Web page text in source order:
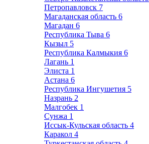
Петропавловск 7
Магаданская область 6
Магадан 6
Республика Тыва 6
Кызыл 5
Республика Калмыкия 6
Лагань 1
Элиста 1
Астана 6
Республика Ингушетия 5
Назрань 2
Малгобек 1
Сунжа 1
Иссык-Кульская область 4
Каракол 4